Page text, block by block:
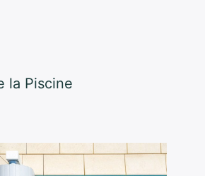
la Piscine